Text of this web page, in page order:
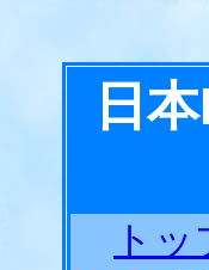
日
ト